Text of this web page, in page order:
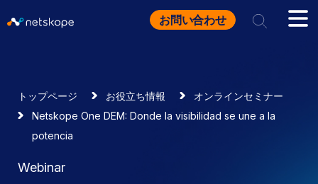
お問い合わせ
トップページ お役立ち情報
オンラインセミナー
Netskope One DEM: Donde la visibilidad se une a la
potencia
Webinar